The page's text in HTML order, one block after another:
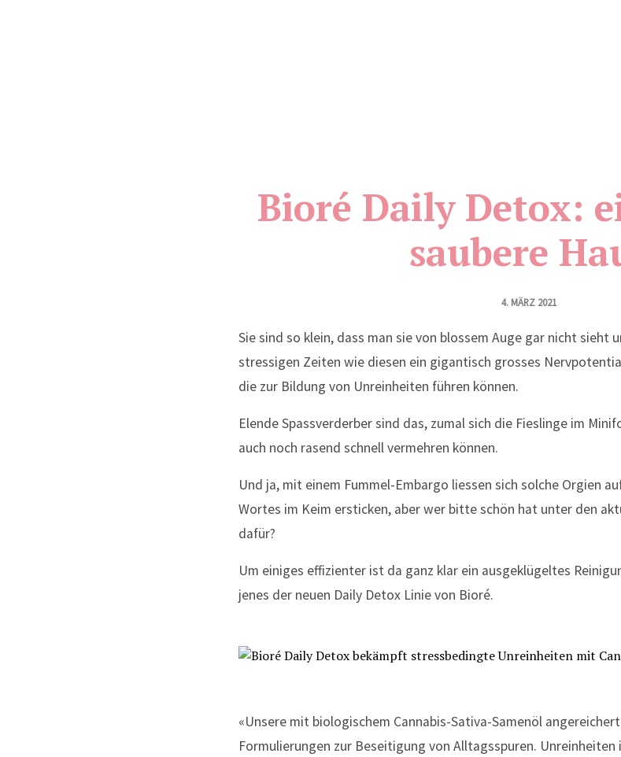
Bioré Daily Detox:
saubere
4. MÄRZ 2021
Sie sind so klein, dass man sie von blossem Auge gar nicht sieht
stressigen Zeiten wie diesen ein gigantisch grosses
die zur Bildung von Unreinheiten führen können.
Elende Spassverderber sind das, zumal sich die Fieslinge im
auch noch rasend schnell vermehren können.
Und ja, mit einem Fummel-Embargo liessen sich solche Orgien
Wortes im Keim ersticken, aber wer bitte schön hat unter den
dafür?
Um einiges effizienter ist da ganz klar ein ausgeklügeltes
jenes der neuen Daily Detox Linie von Bioré.
«Unsere mit biologischem Cannabis-Sativa-Samenöl
Formulierungen zur Beseitigung von Alltagsspuren.